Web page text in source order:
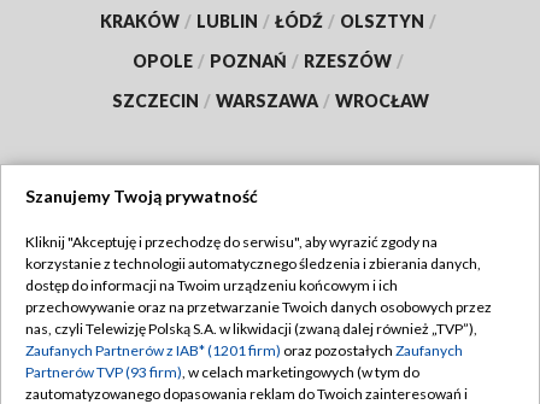
KRAKÓW / LUBLIN / ŁÓDŹ / OLSZTYN /
OPOLE / POZNAŃ / RZESZÓW /
SZCZECIN / WARSZAWA / WROCŁAW
TVP
Abonament TVP
Emisja w TVP
Centrum informacji TVP
Regulamin TVP
Polityka prywatności
Moje zgody
Szanujemy Twoją prywatność
Kliknij "Akceptuję i przechodzę do serwisu", aby wyrazić zgody na
korzystanie z technologii automatycznego śledzenia i zbierania danych,
dostęp do informacji na Twoim urządzeniu końcowym i ich
przechowywanie oraz na przetwarzanie Twoich danych osobowych przez
nas, czyli Telewizję Polską S.A. w likwidacji (zwaną dalej również „TVP”),
Zaufanych Partnerów z IAB* (1201 firm) oraz pozostałych Zaufanych
Partnerów TVP (93 firm), w celach marketingowych (w tym do
zautomatyzowanego dopasowania reklam do Twoich zainteresowań i